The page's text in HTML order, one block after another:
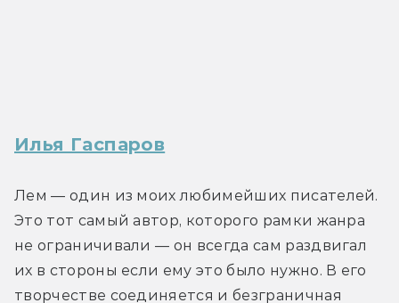
Илья Гаспаров
Лем — один из моих любимейших писателей.
Это тот самый автор, которого рамки жанра
не ограничивали — он всегда сам раздвигал
их в стороны если ему это было нужно. В его
творчестве соединяется и безграничная